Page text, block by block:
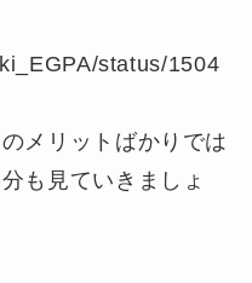
status/1504
メリットばかりでは
も見ていきましょ